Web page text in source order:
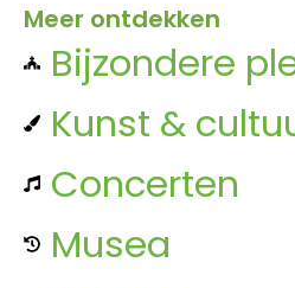
Meer ontdekken
Bijzondere
Kunst &
Concerten
Musea